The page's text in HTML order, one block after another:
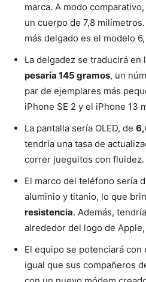
marca. A modo
un cuerpo de 7,8
más delgado es el modelo
La delgadez se traducirá en
pesaría 145 gramos, un
par de ejemplares más
iPhone SE 2 y el iPhone 13
La pantalla sería OLED, de
tendría una tasa de
correr jueguitos con fluidez.
El marco del teléfono sería
aluminio y titanio, lo que
resistencia. Además,
alrededor del logo de
El equipo se potenciará con
igual que sus compañeros